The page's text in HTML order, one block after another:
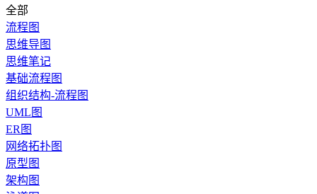
全部
流程图
思维导图
思维笔记
基础流程图
组织结构-流程图
UML图
ER图
网络拓扑图
原型图
架构图